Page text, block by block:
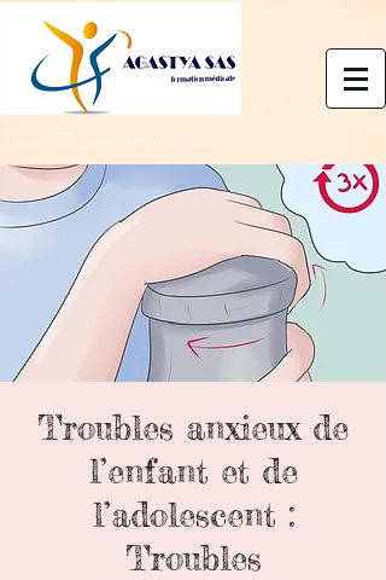
Votre Formation médicale
Troubles anxieux de
l’enfant et de
l’adolescent :
Troubles